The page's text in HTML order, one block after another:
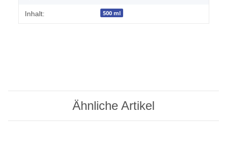
Inhalt: 500 ml
Ähnliche Artikel